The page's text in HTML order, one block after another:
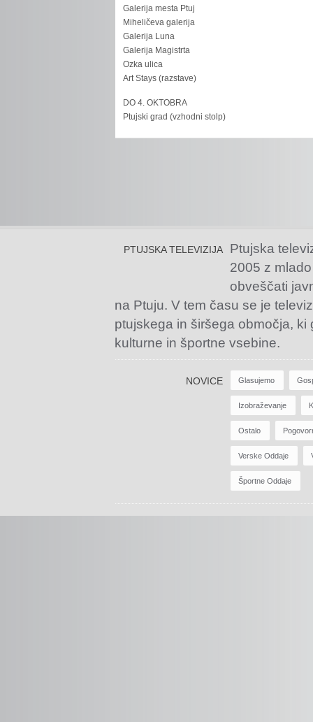
Galerija mesta Ptuj
Miheličeva galerija
Galerija Luna
Galerija Magistrta
Ozka ulica
Art Stays (razstave)
DO 4. OKTOBRA
Ptujski grad (vzhodni stolp)
PTUJSKA TELEVIZIJA
Ptujska
2005 z
obveščati
na Ptuju. V tem času se je
ptujskega in širšega območja,
kulturne in športne vsebine.
NOVICE Glasujemo
Izobraževanje
Ostalo
Verske Oddaje
Športne Oddaje